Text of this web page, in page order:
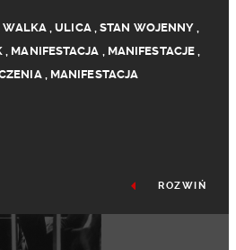
WALKA,ULICA,STAN WOJENNY ,
, MANIFESTACJA , MANIFESTACJE ,
, MANIFESTACJA
ROZWIŃ